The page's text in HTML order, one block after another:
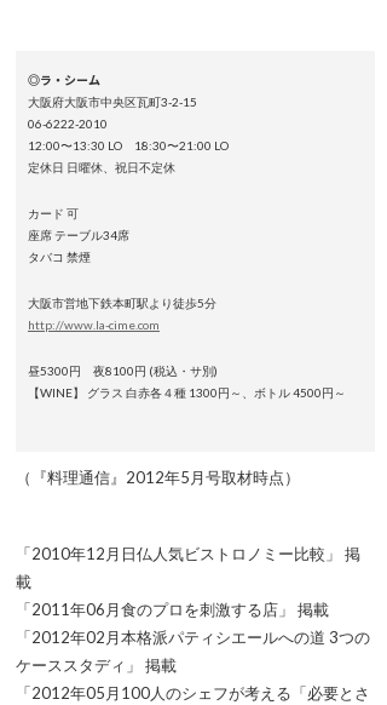
◎ラ・シーム
大阪府大阪市中央区瓦町3-2-15
06-6222-2010
12:00〜13:30 LO 18:30〜21:00 LO
定休日 日曜休、祝日不定休
カード 可
座席 テーブル34席
タバコ 禁煙
大阪市営地下鉄本町駅より徒歩5分
http://www.la-cime.com
昼5300円 夜8100円 (税込・サ別)
【WINE】 グラス 白赤各４種 1300円～、ボトル 4500円～
（『料理通信』2012年5月号取材時点）
「2010年12月日仏人気ビストロノミー比較」 掲
載
「2011年06月食のプロを刺激する店」 掲載
「2012年02月本格派パティシエールへの道 3つの
ケーススタディ」 掲載
「2012年05月100人のシェフが考える「必要とさ